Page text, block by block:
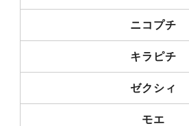
ニコプチ
キラピチ
ゼクシィ
モエ